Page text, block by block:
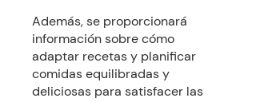
Además, se proporcionará
información sobre cómo
adaptar recetas y planificar
comidas equilibradas y
deliciosas para satisfacer las